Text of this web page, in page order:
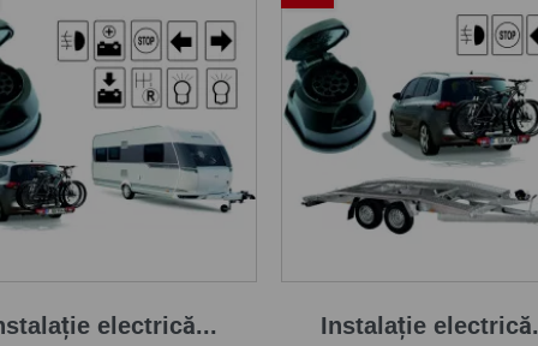
electrică... Instalație